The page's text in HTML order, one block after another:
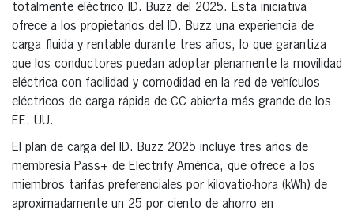
totalmente eléctrico ID. Buzz del 2025. Esta iniciativa
ofrece a los propietarios del ID. Buzz una experiencia de
carga fluida y rentable durante tres años, lo que garantiza
que los conductores puedan adoptar plenamente la movilidad
eléctrica con facilidad y comodidad en la red de vehículos
eléctricos de carga rápida de CC abierta más grande de los
EE. UU.
El plan de carga del ID. Buzz 2025 incluye tres años de
membresía Pass+ de Electrify América, que ofrece a los
miembros tarifas preferenciales por kilovatio-hora (kWh) de
aproximadamente un 25 por ciento de ahorro en